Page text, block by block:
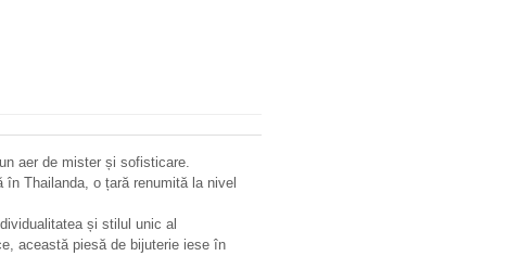
aer de mister și sofisticare.
Thailanda, o țară renumită la nivel
și stilul unic al
această piesă de bijuterie iese în